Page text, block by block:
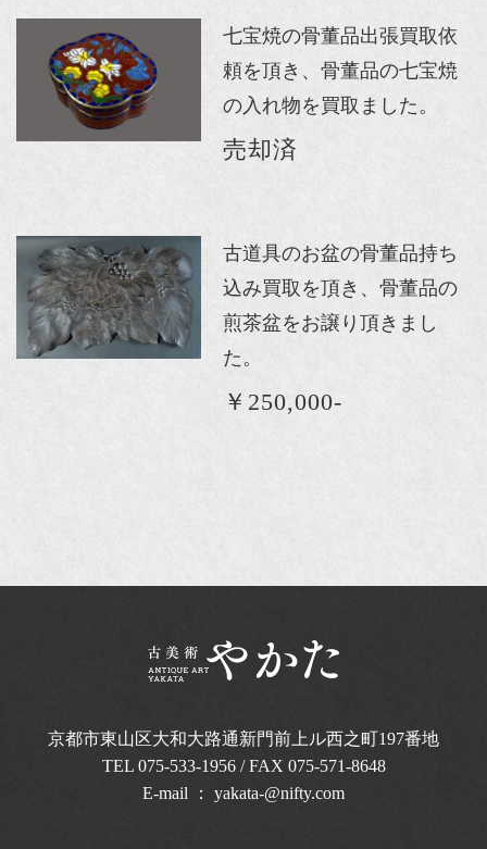
七宝焼の骨董品出張買取依
頼を頂き、骨董品の七宝焼
の入れ物を買取ました。
売却済
古道具のお盆の骨董品持ち
込み買取を頂き、骨董品の
煎茶盆をお譲り頂きまし
た。
￥250,000-
京都市東山区大和大路通新門前上ル西之町197番地
TEL 075-533-1956/ FAX 075-571-8648
E-mail ： yakata-@nifty.com